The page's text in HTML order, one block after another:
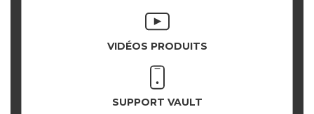
VIDÉOS PRODUITS
SUPPORT VAULT